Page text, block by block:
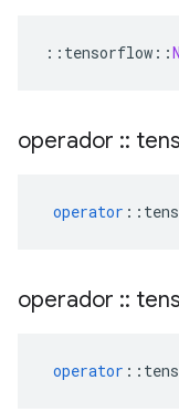
:: tensorflow ::
operador ::
operator ::
operador ::
operator ::